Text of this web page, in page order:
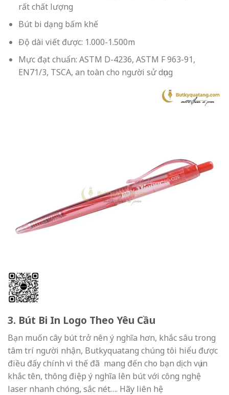
rất chất lượng
Bút bi dạng bấm khế
Độ dài viết được: 1.000-1.500m
Mực đạt chuẩn: ASTM D-4236, ASTM F 963-91,
EN71/3, TSCA, an toàn cho người sử dụng
3. Bút Bi In Logo Theo Yêu Cầu
Bạn muốn cây bút trở nên ý nghĩa hơn, khắc sâu trong
tâm trí người nhận, Butkyquatang chúng tôi hiểu được
điều đấy chính vì thế đã mang đến cho bạn dịch vụ in
khắc tên, thông điệp ý nghĩa lên bút với công nghệ
laser nhanh chóng, sắc nét…. Hãy liên hệ